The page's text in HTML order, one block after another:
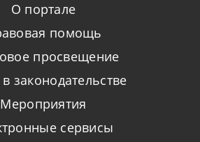
О портале
помощь
просвещение
законодательстве
Мероприятия
сервисы